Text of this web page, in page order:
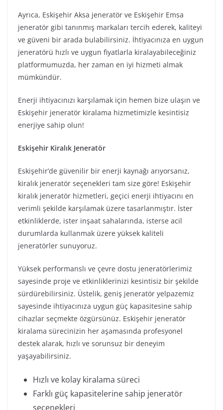
Ayrıca, Eskişehir Aksa jeneratör ve Eskişehir Emsa
jeneratör gibi tanınmış markaları tercih ederek, kaliteyi
ve güveni bir arada bulabilirsiniz. İhtiyacınıza en uygun
jeneratörü hızlı ve uygun fiyatlarla kiralayabileceğiniz
platformumuzda, her zaman en iyi hizmeti almak
mümkündür.
Enerji ihtiyacınızı karşılamak için hemen bize ulaşın ve
Eskişehir jeneratör kiralama hizmetimizle kesintisiz
enerjiye sahip olun!
Eskişehir Kiralık Jeneratör
Eskişehir’de güvenilir bir enerji kaynağı arıyorsanız,
kiralık jeneratör seçenekleri tam size göre! Eskişehir
kiralık jeneratör hizmetleri, geçici enerji ihtiyacını en
verimli şekilde karşılamak üzere tasarlanmıştır. İster
etkinliklerde, ister inşaat sahalarında, isterse acil
durumlarda kullanmak üzere yüksek kaliteli
jeneratörler sunuyoruz.
Yüksek performanslı ve çevre dostu jeneratörlerimiz
sayesinde proje ve etkinliklerinizi kesintisiz bir şekilde
sürdürebilirsiniz. Üstelik, geniş jeneratör yelpazemiz
sayesinde ihtiyacınıza uygun güç kapasitesine sahip
cihazlar seçmekte özgürsünüz. Eskişehir jeneratör
kiralama sürecinizin her aşamasında profesyonel
destek alarak, hızlı ve sorunsuz bir deneyim
yaşayabilirsiniz.
Hızlı ve kolay kiralama süreci
Farklı güç kapasitelerine sahip jeneratör
seçenekleri